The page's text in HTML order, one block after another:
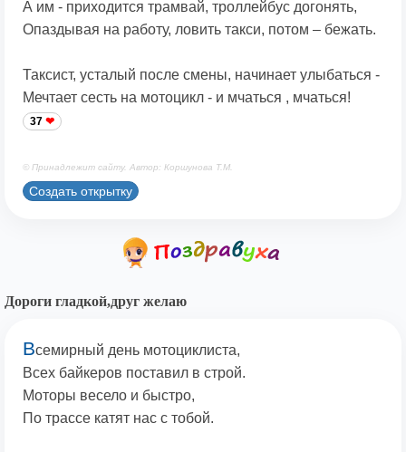
А им - приходится трамвай, троллейбус догонять,
Опаздывая на работу, ловить такси, потом – бежать.
Таксист, усталый после смены, начинает улыбаться -
Мечтает сесть на мотоцикл - и мчаться , мчаться!
37
© Принадлежит сайту. Автор: Коршунова Т.М.
Создать открытку
Дороги гладкой,друг желаю
Всемирный день мотоциклиста,
Всех байкеров поставил в строй.
Моторы весело и быстро,
По трассе катят нас с тобой.